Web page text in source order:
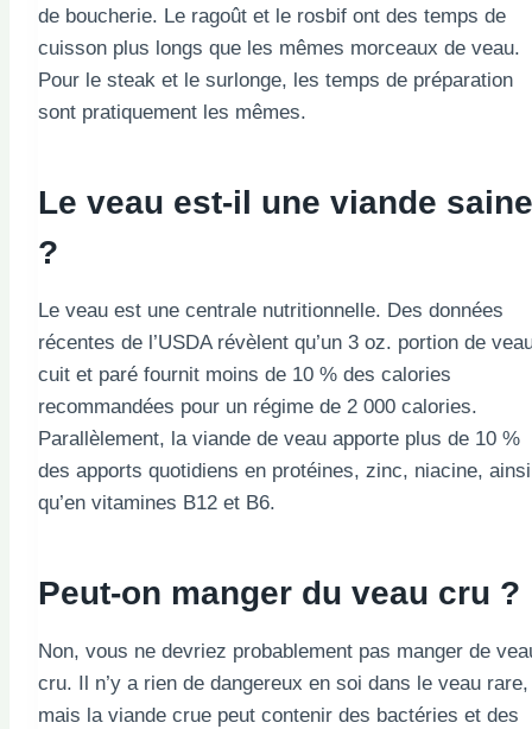
de boucherie. Le ragoût et le rosbif ont des temps de
cuisson plus longs que les mêmes morceaux de veau.
Pour le steak et le surlonge, les temps de préparation
sont pratiquement les mêmes.
Le veau est-il une viande saine
?
Le veau est une centrale nutritionnelle. Des données
récentes de l’USDA révèlent qu’un 3 oz. portion de
cuit et paré fournit moins de 10 % des calories
recommandées pour un régime de 2 000 calories.
Parallèlement, la viande de veau apporte plus de 10 %
des apports quotidiens en protéines, zinc, niacine, ainsi
qu’en vitamines B12 et B6.
Peut-on manger du veau cru ?
Non, vous ne devriez probablement pas manger de
cru. Il n’y a rien de dangereux en soi dans le veau rare,
mais la viande crue peut contenir des bactéries et des